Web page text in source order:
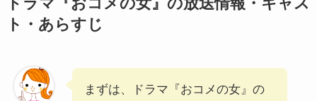
ドラマ『おコメの女』の放送情報・キャス
ト・あらすじ
まずは、ドラマ『おコメの女』の